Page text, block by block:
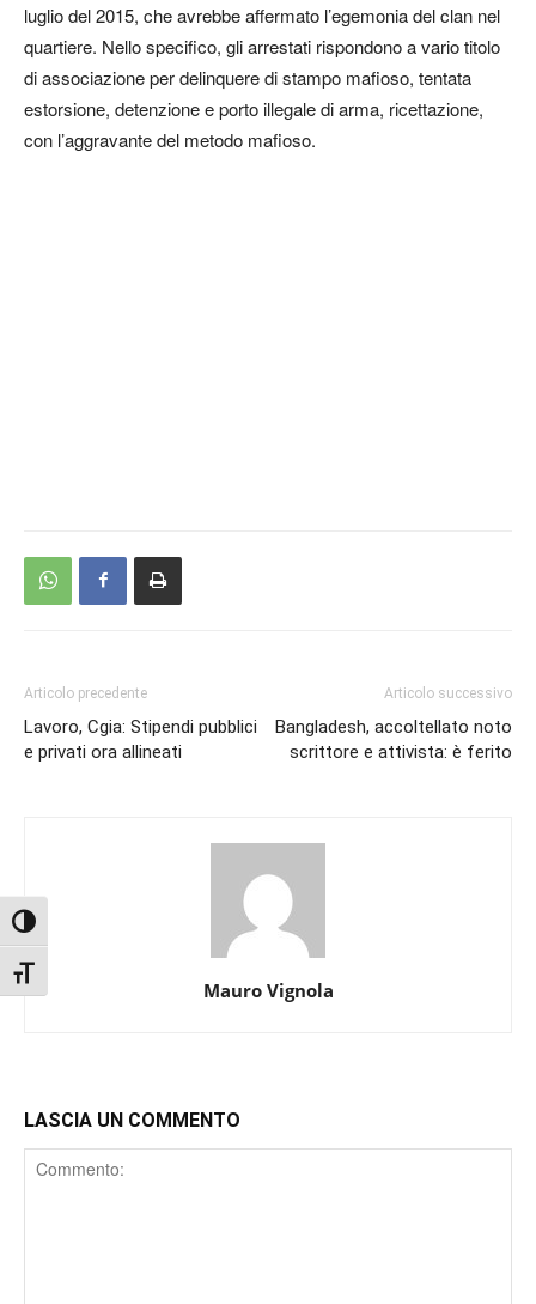
Attiva/disattiva alto contrasto
Attiva/disattiva dimensione testo
luglio del 2015, che avrebbe affermato l’egemonia del clan nel
quartiere. Nello specifico, gli arrestati rispondono a vario titolo
di associazione per delinquere di stampo mafioso, tentata
estorsione, detenzione e porto illegale di arma, ricettazione,
con l’aggravante del metodo mafioso.
Articolo precedente
Lavoro, Cgia: Stipendi pubblici
e privati ora allineati
Articolo successivo
Bangladesh, accoltellato noto
scrittore e attivista: è ferito
Mauro Vignola
LASCIA UN COMMENTO
Comment